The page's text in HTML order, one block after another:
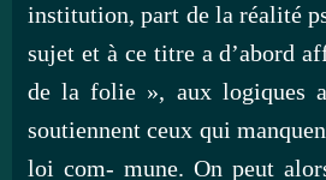
institution, part de la réalité
sujet et à ce titre a d’abord
de la folie », aux logiques
soutiennent ceux qui
loi com- mune. On peut